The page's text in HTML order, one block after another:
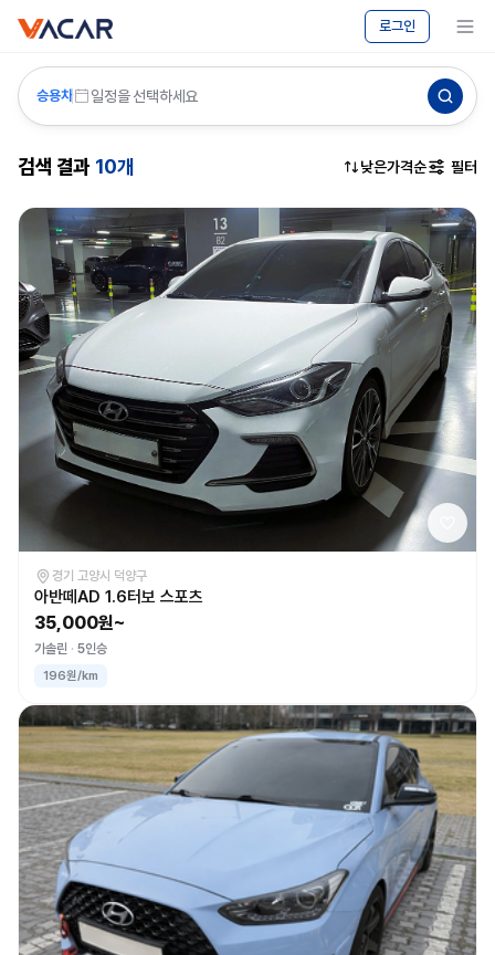
로그인
메뉴 보기
렌탈
바카르
승용차 일정을 선택하세요
검색 결과 10개 낮은가격순 필터
경기 고양시 덕양구
아반떼AD 1.6터보 스포츠
35,000원~
가솔린 5인승
196원/km